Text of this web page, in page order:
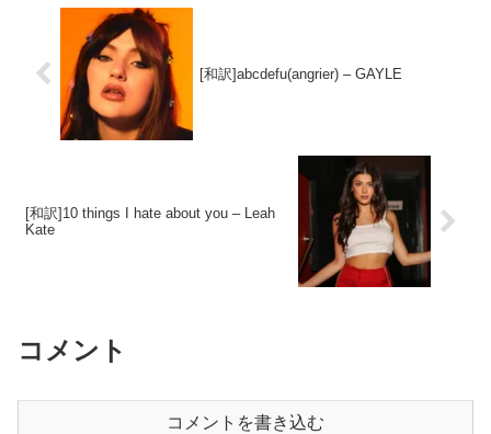
[和訳]abcdefu(angrier) – GAYLE
[和訳]10 things I hate about you – Leah
Kate
コメント
コメントを書き込む